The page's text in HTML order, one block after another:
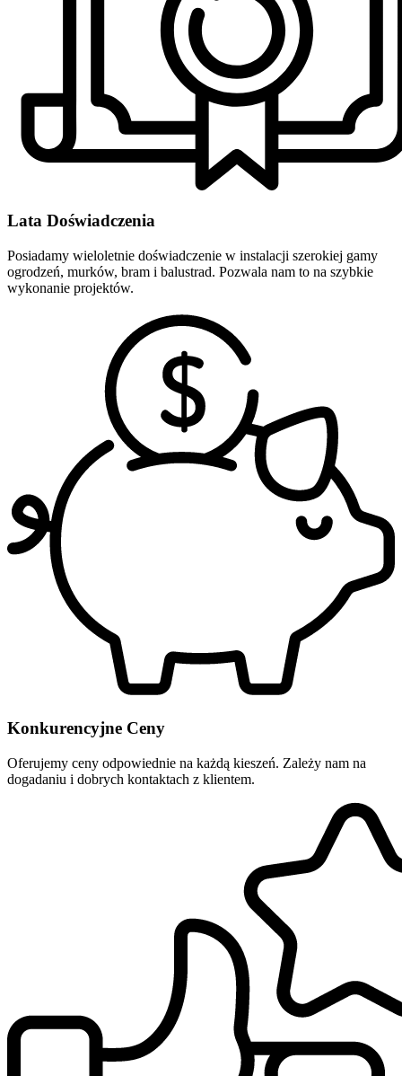
Lata Doświadczenia
Posiadamy wieloletnie doświadczenie w instalacji szerokiej gamy
ogrodzeń, murków, bram i balustrad. Pozwala nam to na szybkie
wykonanie projektów.
Konkurencyjne Ceny
Oferujemy ceny odpowiednie na każdą kieszeń. Zależy nam na
dogadaniu i dobrych kontaktach z klientem.